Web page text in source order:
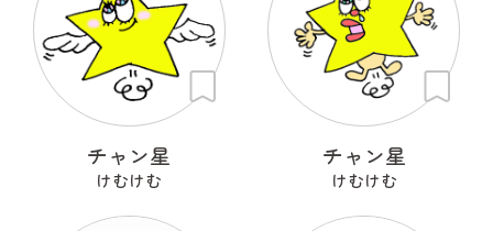
チャン星
けむけむ
チャン星
けむけむ